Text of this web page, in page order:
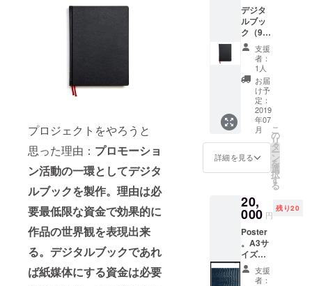
プロジェクトをやろうと
思った理由： プロモーショ
ン活動の一環としてデジタ
ルブックを製作。理由は必
要最低限な資金で効果的に
作品の世界観を表現出来
る。デジタルブックであれ
ば紙媒体にする資金は必要
デジタ
ルブッ
ク（90
ページ
予
定）。
＊メー
ルでお
送り致
します
ので、
必ずア
ドレス
の登録
をお願
い致し
支援
者：
1人
お届
け予
定：
2019
年07
月
詳細を見る
こ
の
リ
タ
ー
ン
を
選
択
す
る
20,
000 円
残り20
Poster
。A3サ
イズ程
度、シ
リアル
支援
者：